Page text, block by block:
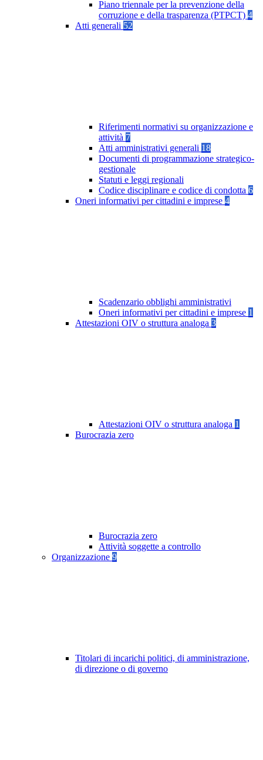
Piano triennale per la prevenzione della
corruzione e della trasparenza (PTPCT) 4
Atti generali 52
Riferimenti normativi su organizzazione e
attività 7
Atti amministrativi generali 18
Documenti di programmazione strategico-
gestionale
Statuti e leggi regionali
Codice disciplinare e codice di condotta 6
Oneri informativi per cittadini e imprese 4
Scadenzario obblighi amministrativi
Oneri informativi per cittadini e imprese 1
Attestazioni OIV o struttura analoga 3
Attestazioni OIV o struttura analoga 1
Burocrazia zero
Burocrazia zero
Attività soggette a controllo
Organizzazione 9
Titolari di incarichi politici, di amministrazione,
di direzione o di governo